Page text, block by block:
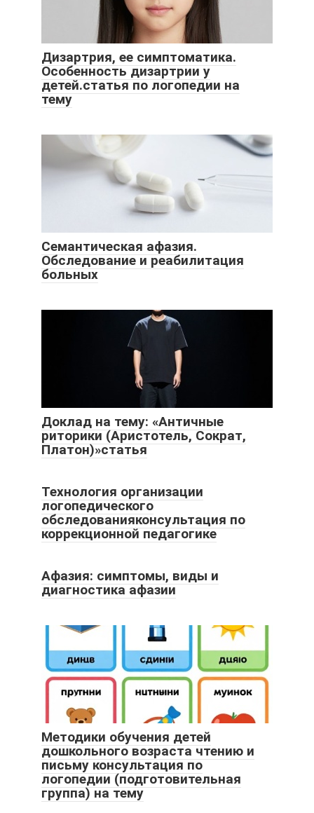
Дизартрия, ее симптоматика.
Особенность дизартрии у
детей.статья по логопедии на
тему
Семантическая афазия.
Обследование и реабилитация
больных
Доклад на тему: «Античные
риторики (Аристотель, Сократ,
Платон)»статья
Технология организации
логопедического
обследованияконсультация по
коррекционной педагогике
Афазия: симптомы, виды и
диагностика афазии
Методики обучения детей
дошкольного возраста чтению и
письму консультация по
логопедии (подготовительная
группа) на тему